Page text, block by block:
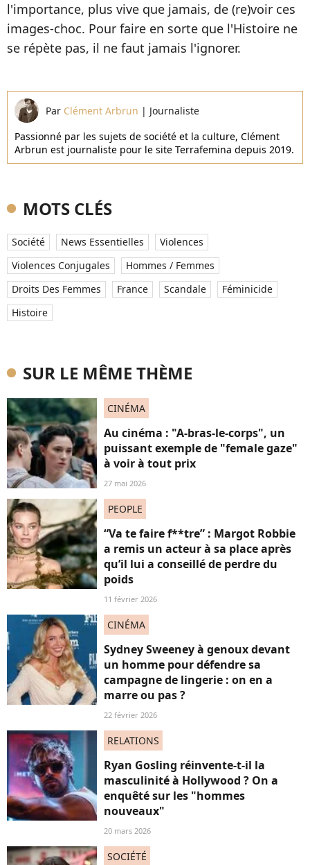
l'importance, plus vive que jamais, de (re)voir ces
images-choc. Pour faire en sorte que l'Histoire ne
se répète pas, il ne faut jamais l'ignorer.
Par Clément Arbrun | Journaliste
Passionné par les sujets de société et la culture, Clément
Arbrun est journaliste pour le site Terrafemina depuis 2019.
MOTS CLÉS
Société News Essentielles
Violences
Violences Conjugales
Hommes / Femmes
Droits Des Femmes
France Scandale
Féminicide
Histoire
SUR LE MÊME THÈME
CINÉMA
Au cinéma : "A-bras-le-corps", un
puissant exemple de "female gaze"
à voir à tout prix
27 mai 2026
PEOPLE
“Va te faire f**tre” : Margot Robbie
a remis un acteur à sa place après
qu’il lui a conseillé de perdre du
poids
11 février 2026
CINÉMA
Sydney Sweeney à genoux devant
un homme pour défendre sa
campagne de lingerie : on en a
marre ou pas ?
22 février 2026
RELATIONS
Ryan Gosling réinvente-t-il la
masculinité à Hollywood ? On a
enquêté sur les "hommes
nouveaux"
20 mars 2026
SOCIÉTÉ